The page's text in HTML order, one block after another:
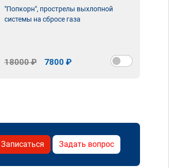
"Попкорн", прострелы выхлопной
системы на сбросе газа
18000 ₽ 7800 ₽
Записаться Задать вопрос